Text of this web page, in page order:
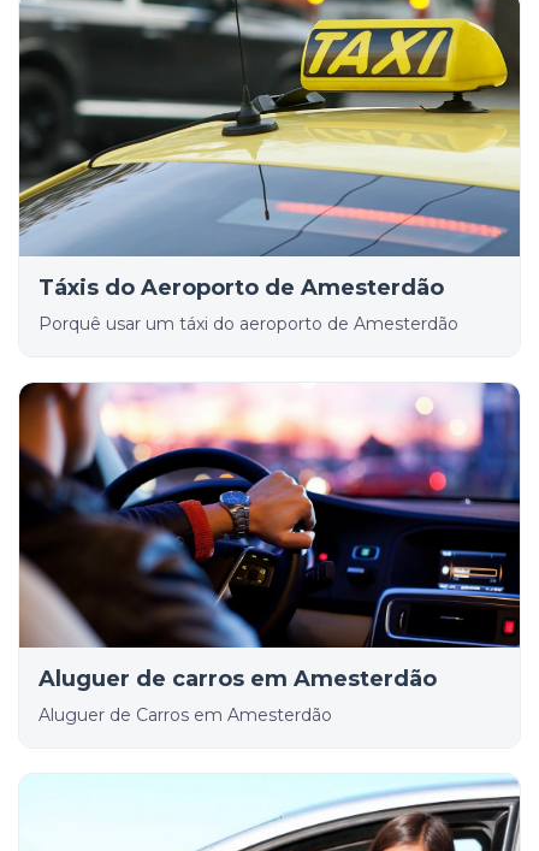
Táxis do Aeroporto de Amesterdão
Porquê usar um táxi do aeroporto de Amesterdão
Aluguer de carros em Amesterdão
Aluguer de Carros em Amesterdão